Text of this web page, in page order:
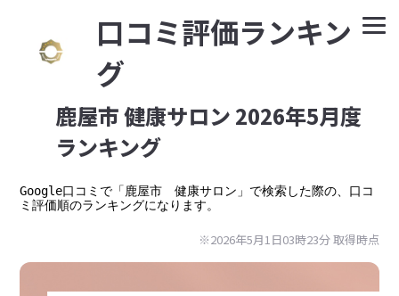
⼝コミ評価ランキン
グ
鹿屋市 健康サロン 2026年5月度
ランキング
Google⼝コミで「鹿屋市　健康サロン」で検索した際の、口コ
ミ評価順のランキングになります。
※2026年5月1日03時23分 取得時点